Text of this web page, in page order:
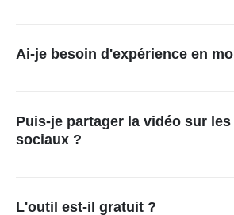
Ai-je besoin d'expérience en
Puis-je partager la vidéo sur
sociaux ?
L'outil est-il gratuit ?